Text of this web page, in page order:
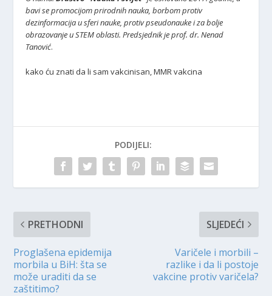
bavi se promocijom prirodnih nauka, borbom protiv
dezinformacija u sferi nauke, protiv pseudonauke i za bolje
obrazovanje u STEM oblasti. Predsjednik je prof. dr. Nenad
Tanović.
kako ću znati da li sam vakcinisan, MMR vakcina
PODIJELI:
PRETHODNI
Proglašena epidemija
morbila u BiH: šta se
može uraditi da se
zaštitimo?
SLJEDEĆI
Varičele i morbili –
razlike i da li postoje
vakcine protiv varičela?